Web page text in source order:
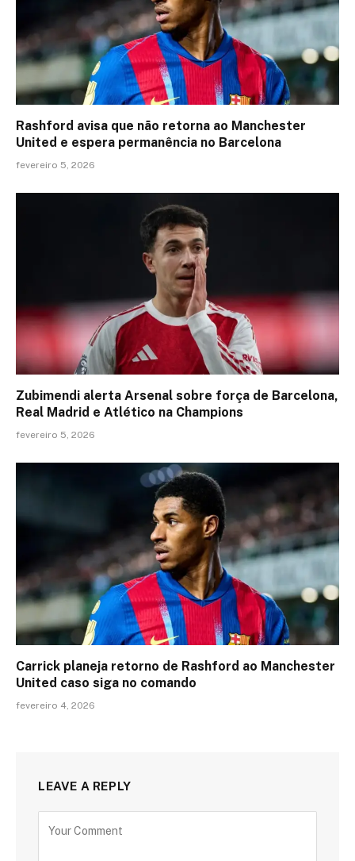
Rashford avisa que não retorna ao Manchester
United e espera permanência no Barcelona
fevereiro 5, 2026
Zubimendi alerta Arsenal sobre força de Barcelona,
Real Madrid e Atlético na Champions
fevereiro 5, 2026
Carrick planeja retorno de Rashford ao Manchester
United caso siga no comando
fevereiro 4, 2026
LEAVE A REPLY